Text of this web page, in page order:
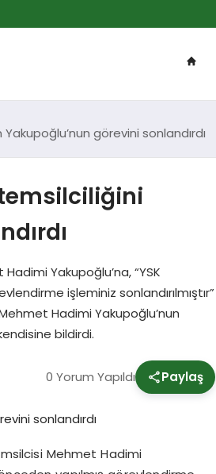
Yakupoğlu’nun görevini sonlandırdı
temsilciliğini
Yakupoğlu’na, “YSK
işleminiz sonlandırılmıştır”
Hadimi Yakupoğlu’nun
bildirdi.
0 Yorum Yapıldı Paylaş
Mehmet Hadimi